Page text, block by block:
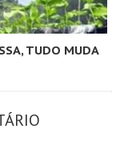
TUDO MUDA